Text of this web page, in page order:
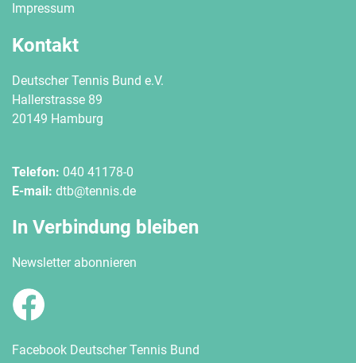
Impressum
Kontakt
Deutscher Tennis Bund e.V.
Hallerstrasse 89
20149 Hamburg
Telefon: 040 41178-0
E-mail: dtb@tennis.de
In Verbindung bleiben
Newsletter abonnieren
Facebook Deutscher Tennis Bund